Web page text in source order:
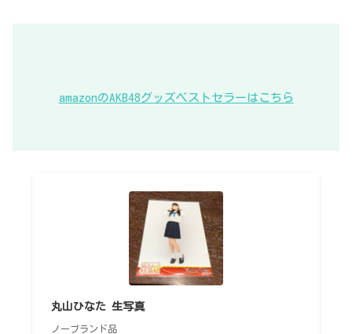
amazonのAKB48グッズベストセラーはこちら
丸山ひなた 生写真
ノーブランド品